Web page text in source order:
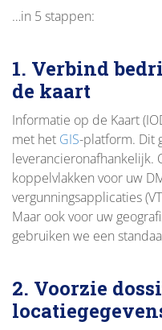
…in 5 stappen:
1. Verbind
de kaart
Informatie op de Kaart
met het GIS-platform. Dit
leverancieronafhankelijk.
koppelvlakken voor uw
vergunningsapplicaties
Maar ook voor uw
gebruiken we een
2. Voorzie